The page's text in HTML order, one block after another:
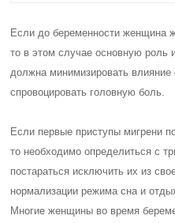
Если до беременности женщина
то в этом случае основную роль
должна минимизировать влияние
спровоцировать головную боль.
Если первые приступы мигрени
то необходимо определиться с
постараться исключить их из
нормализации режима сна и
Многие женщины во время